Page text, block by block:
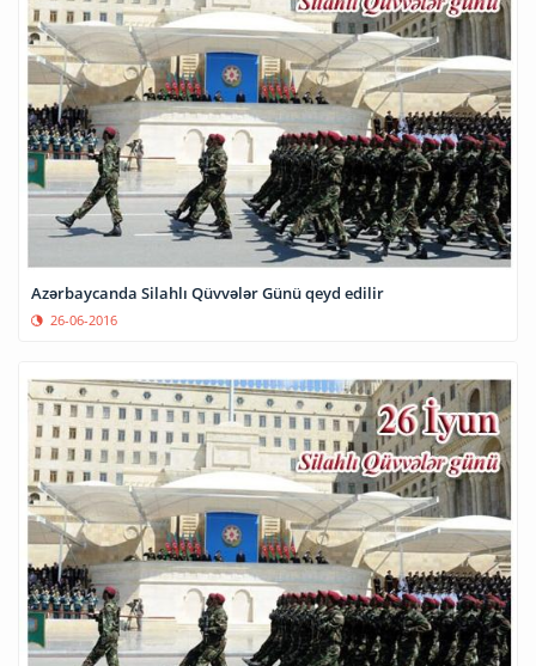
Azərbaycanda Silahlı Qüvvələr Günü qeyd edilir
26-06-2016